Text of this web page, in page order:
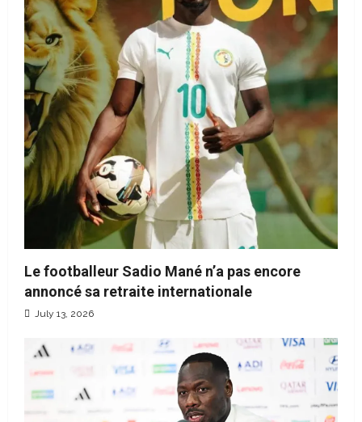
Le footballeur Sadio Mané n’a pas encore
annoncé sa retraite internationale
July 13, 2026